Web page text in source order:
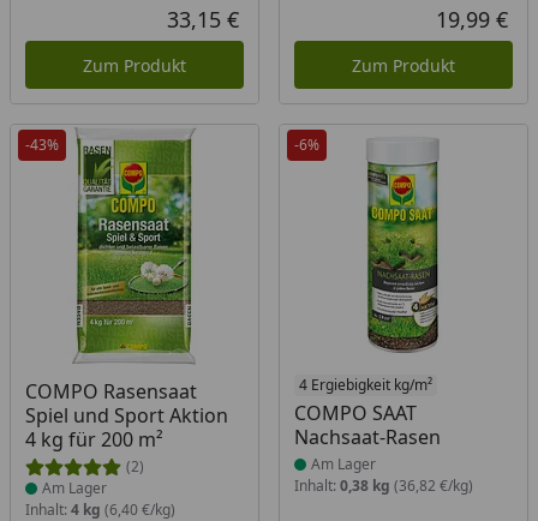
Rabatt in Prozent
Ursprünglicher Preis
Aktueller Preis
33,15 €
Zum Produkt
19,99 €
Zum Produkt
-43%
COMPO Rasensaat
Spiel und Sport Aktion
4 kg für 200 m²
(2)
Produkt am Lager
Am Lager
Inhalt: 4 kg (6,40 €/kg)
-6%
4 Ergiebigkeit kg/m²
COMPO SAAT
Nachsaat-Rasen
Produkt am Lager
Am Lager
Inhalt: 0,38 kg (36,82 €/kg)